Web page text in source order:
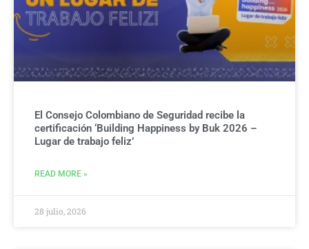
El Consejo Colombiano de Seguridad recibe la
certificación ‘Building Happiness by Buk 2026 –
Lugar de trabajo feliz’
READ MORE »
28 julio, 2026